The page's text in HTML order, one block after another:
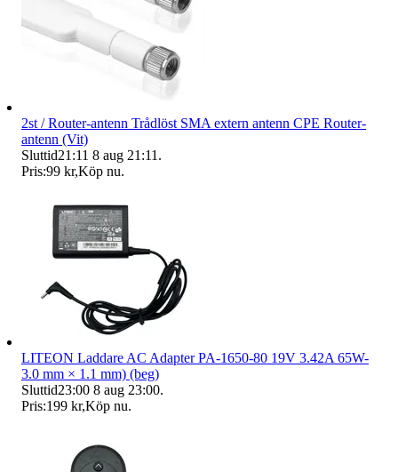
2st / Router-antenn Trådlöst SMA extern antenn CPE Router-
antenn (Vit)
Sluttid21:11 8 aug 21:11 .
Pris:99 kr,Köp nu.
LITEON Laddare AC Adapter PA-1650-80 19V 3.42A 65W-
3.0 mm × 1.1 mm) (beg)
Sluttid23:00 8 aug 23:00.
Pris:199 kr,Köp nu.